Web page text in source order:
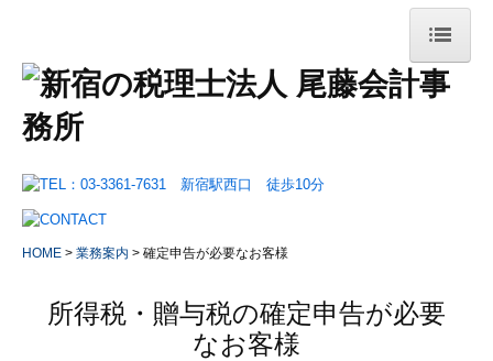
HOME
事務所案内
事務所概要
業務案内
HOME 業務案内 確定申告が必要なお客様
所得税・贈与税の確定申告が必要
なお客様